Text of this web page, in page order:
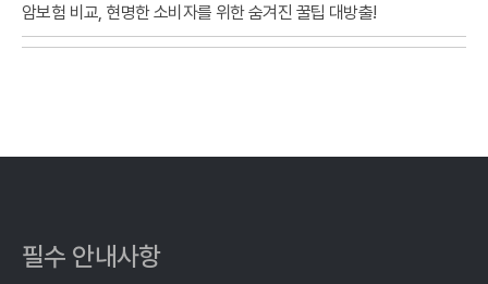
암보험 비교, 현명한 소비자를 위한 숨겨진 꿀팁 대방출!
암보험 비교, 숨겨진 꿀팁 대방출! 나만 몰랐던 현명한 선택법
필수 안내사항